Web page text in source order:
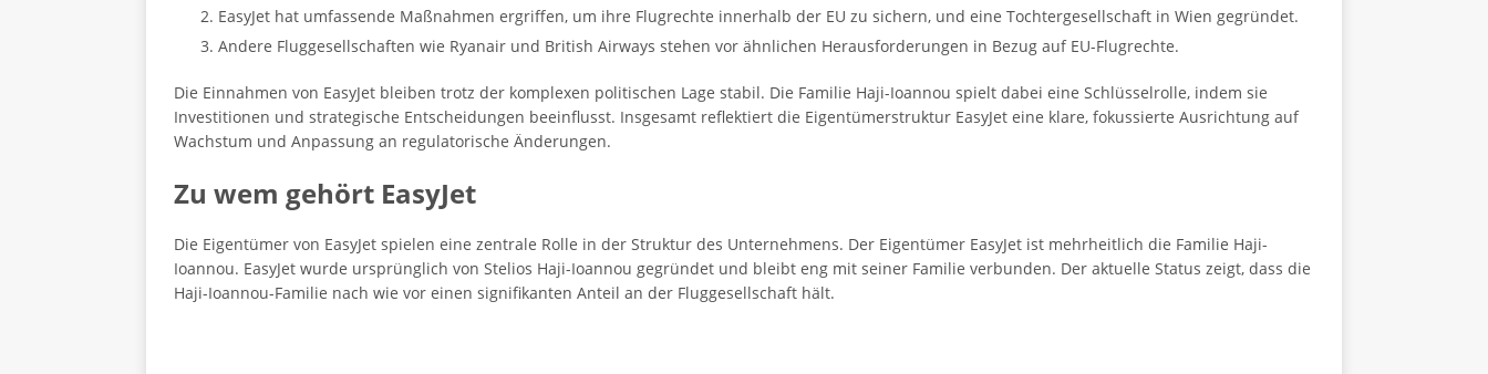
EasyJet hat umfassende Maßnahmen ergriffen, um ihre Flugrechte innerhalb der EU zu sichern, und eine Tochtergesellschaft in Wien gegründet.
Andere Fluggesellschaften wie Ryanair und British Airways stehen vor ähnlichen Herausforderungen in Bezug auf EU-Flugrechte.
Die Einnahmen von EasyJet bleiben trotz der komplexen politischen Lage stabil. Die Familie Haji-Ioannou spielt dabei eine Schlüsselrolle, indem sie
Investitionen und strategische Entscheidungen beeinflusst. Insgesamt reflektiert die Eigentümerstruktur EasyJet eine klare, fokussierte Ausrichtung auf
Wachstum und Anpassung an regulatorische Änderungen.
Zu wem gehört EasyJet
Die Eigentümer von EasyJet spielen eine zentrale Rolle in der Struktur des Unternehmens. Der Eigentümer EasyJet ist mehrheitlich die Familie Haji-
Ioannou. EasyJet wurde ursprünglich von Stelios Haji-Ioannou gegründet und bleibt eng mit seiner Familie verbunden. Der aktuelle Status zeigt, dass die
Haji-Ioannou-Familie nach wie vor einen signifikanten Anteil an der Fluggesellschaft hält.